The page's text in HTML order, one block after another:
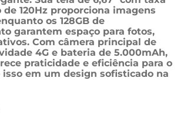
120Hz proporciona imagens
os 128GB de
garantem espaço para fotos,
Com câmera principal de
4G e bateria de 5.000mAh,
praticidade e eficiência para o
em um design sofisticado na